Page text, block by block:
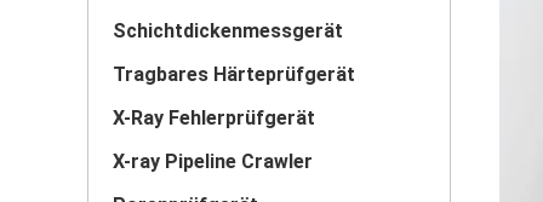
Schichtdickenmessgerät
Tragbares Härteprüfgerät
X-Ray Fehlerprüfgerät
X-ray Pipeline Crawler